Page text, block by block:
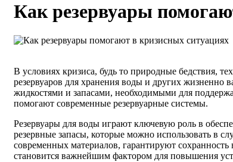
Как резервуары
В условиях кризиса, будь то природные бедствия,
резервуаров для хранения воды и других жизненно
жидкостями и запасами, необходимыми для
помогают современные резервуарные системы.
Резервуары для воды играют ключевую роль в
резервные запасы, которые можно использовать в
современных материалов, гарантируют
становится важнейшим фактором для повышения